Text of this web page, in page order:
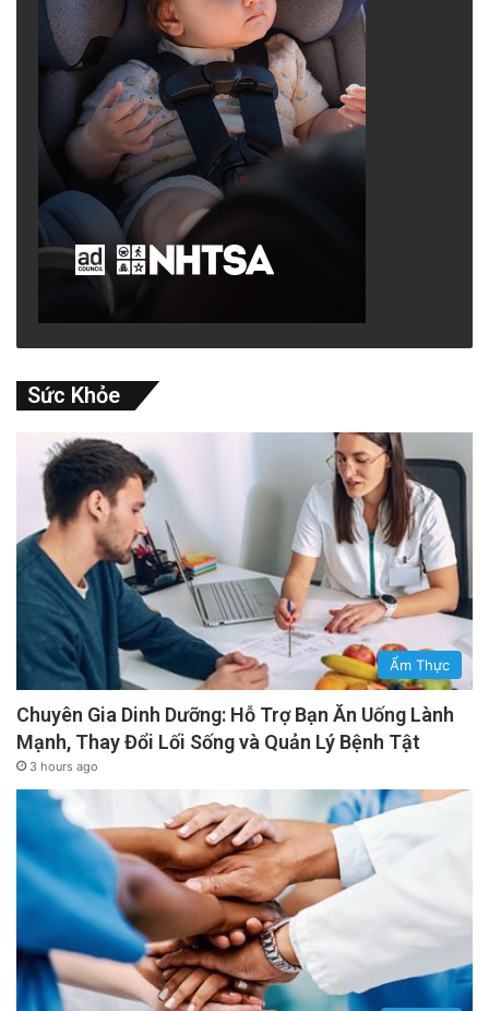
Sức Khỏe
Ẩm Thực
Chuyên Gia Dinh Dưỡng: Hỗ Trợ Bạn Ăn Uống Lành
Mạnh, Thay Đổi Lối Sống và Quản Lý Bệnh Tật
3 hours ago